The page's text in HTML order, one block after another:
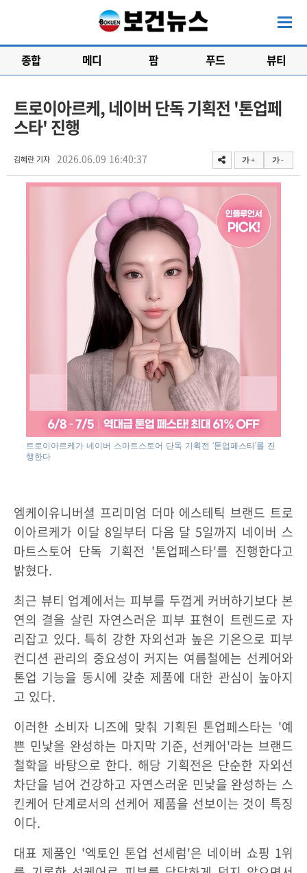
종합 메디 팜 푸드 뷰티
트로이아르케, 네이버 단독 기획전 '톤업페
스타' 진행
김혜란 기자 2026.06.09 16:40:37 가 + 가 -
트로이아르케가 네이버 스마트스토어 단독 기획전 '톤업페스타'를 진
행한다
엠케이유니버셜 프리미엄 더마 에스테틱 브랜드 트로
이아르케가 이달 8일부터 다음 달 5일까지 네이버 스
마트스토어 단독 기획전 '톤업페스타'를 진행한다고
밝혔다.
최근 뷰티 업계에서는 피부를 두껍게 커버하기보다 본
연의 결을 살린 자연스러운 피부 표현이 트렌드로 자
리잡고 있다. 특히 강한 자외선과 높은 기온으로 피부
컨디션 관리의 중요성이 커지는 여름철에는 선케어와
톤업 기능을 동시에 갖춘 제품에 대한 관심이 높아지
고 있다.
이러한 소비자 니즈에 맞춰 기획된 톤업페스타는 '예
쁜 민낯을 완성하는 마지막 기준, 선케어'라는 브랜드
철학을 바탕으로 한다. 해당 기획전은 단순한 자외선
차단을 넘어 건강하고 자연스러운 민낯을 완성하는 스
킨케어 단계로서의 선케어 제품을 선보이는 것이 특징
이다.
대표 제품인 '엑토인 톤업 선세럼'은 네이버 쇼핑 1위